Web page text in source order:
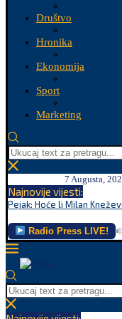
Društvo
Hronika
Ekonomija
Sport
Marketing
7 Augusta,
Najnovije vijesti:
Pejak: Hoće li Milan
Radio Press LIVE!